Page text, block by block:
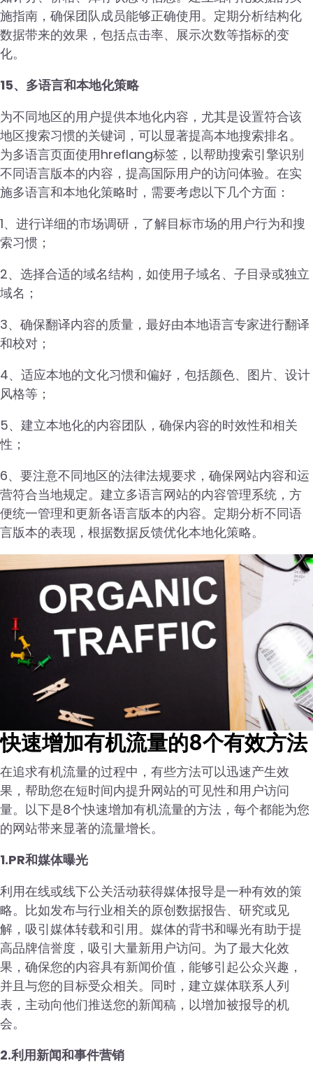
施指南，确保团队成员能够正确使用。定期分析结构化
数据带来的效果，包括点击率、展示次数等指标的变
化。
15、多语言和本地化策略
为不同地区的用户提供本地化内容，尤其是设置符合该
地区搜索习惯的关键词，可以显著提高本地搜索排名。
为多语言页面使用hreflang标签，以帮助搜索引擎识别
不同语言版本的内容，提高国际用户的访问体验。在实
施多语言和本地化策略时，需要考虑以下几个方面：
1、进行详细的市场调研，了解目标市场的用户行为和搜
索习惯；
2、选择合适的域名结构，如使用子域名、子目录或独立
域名；
3、确保翻译内容的质量，最好由本地语言专家进行翻译
和校对；
4、适应本地的文化习惯和偏好，包括颜色、图片、设计
风格等；
5、建立本地化的内容团队，确保内容的时效性和相关
性；
6、要注意不同地区的法律法规要求，确保网站内容和运
营符合当地规定。建立多语言网站的内容管理系统，方
便统一管理和更新各语言版本的内容。定期分析不同语
言版本的表现，根据数据反馈优化本地化策略。
快速增加有机流量的8个有效方法
在追求有机流量的过程中，有些方法可以迅速产生效
果，帮助您在短时间内提升网站的可见性和用户访问
量。以下是8个快速增加有机流量的方法，每个都能为您
的网站带来显著的流量增长。
1.PR和媒体曝光
利用在线或线下公关活动获得媒体报导是一种有效的策
略。比如发布与行业相关的原创数据报告、研究或见
解，吸引媒体转载和引用。媒体的背书和曝光有助于提
高品牌信誉度，吸引大量新用户访问。为了最大化效
果，确保您的内容具有新闻价值，能够引起公众兴趣，
并且与您的目标受众相关。同时，建立媒体联系人列
表，主动向他们推送您的新闻稿，以增加被报导的机
会。
2.利用新闻和事件营销